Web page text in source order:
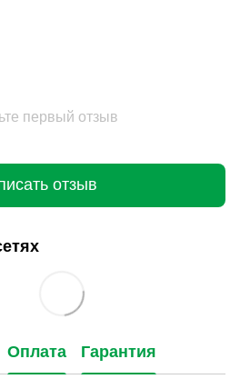
первый отзыв
отзыв
Оплата Гарантия